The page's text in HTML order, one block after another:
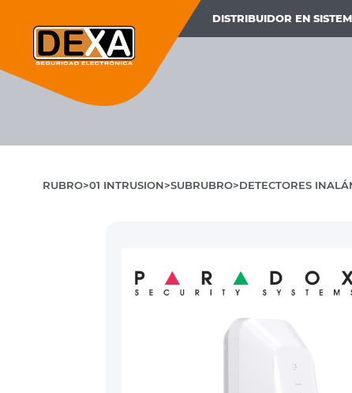
DISTRIBUIDOR EN
RUBRO 01 INTRUSION SUBRUBRO DETECTORES